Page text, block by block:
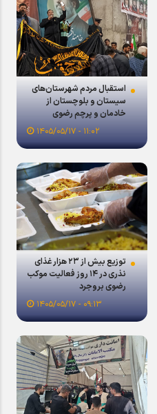
استقبال مردم شهرستان‌های
سیستان و بلوچستان از
خادمان و پرچم رضوی
۱۱:۰۲ - ۱۴۰۵/۰۵/۱۷
توزیع بیش از ۲۳ هزار غذای
نذری در ۱۴ روز فعالیت موکب
رضوی بروجرد
۰۹:۱۳ - ۱۴۰۵/۰۵/۱۷